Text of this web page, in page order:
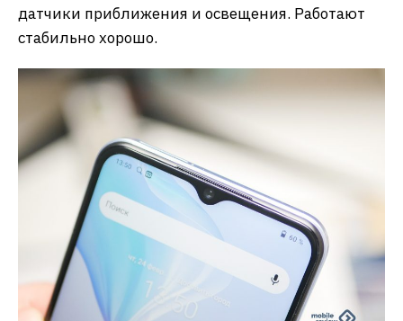
датчики приближения и освещения. Работают
стабильно хорошо.